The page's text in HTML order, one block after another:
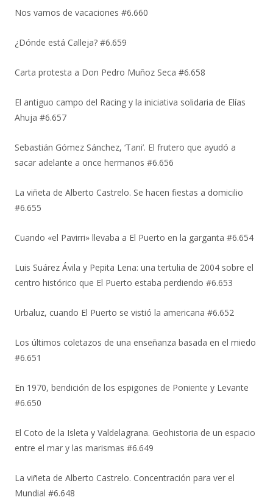
Nos vamos de vacaciones #6.660
¿Dónde está Calleja? #6.659
Carta protesta a Don Pedro Muñoz Seca #6.658
El antiguo campo del Racing y la iniciativa solidaria de Elías
Ahuja #6.657
Sebastián Gómez Sánchez, ‘Tani’. El frutero que ayudó a
sacar adelante a once hermanos #6.656
La viñeta de Alberto Castrelo. Se hacen fiestas a domicilio
#6.655
Cuando «el Pavirri» llevaba a El Puerto en la garganta #6.654
Luis Suárez Ávila y Pepita Lena: una tertulia de 2004 sobre el
centro histórico que El Puerto estaba perdiendo #6.653
Urbaluz, cuando El Puerto se vistió la americana #6.652
Los últimos coletazos de una enseñanza basada en el miedo
#6.651
En 1970, bendición de los espigones de Poniente y Levante
#6.650
El Coto de la Isleta y Valdelagrana. Geohistoria de un espacio
entre el mar y las marismas #6.649
La viñeta de Alberto Castrelo. Concentración para ver el
Mundial #6.648